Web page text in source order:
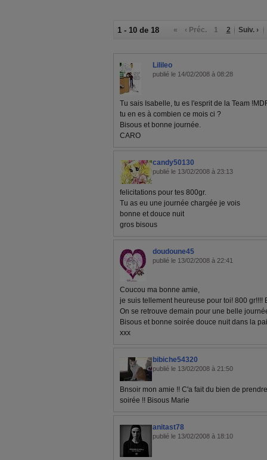
1 - 10 de 18 « ‹ Préc. 1 2 Suiv. ›
Lilileo
publié le 14/02/2008 à 08:28
Tu sais Isabelle, tu es l'esprit de la Team
tu en es à combien ce mois ci ?
Bisous et bonne journée.
CARO
candy50130
publié le 13/02/2008 à 23:13
felicitations pour tes 800gr.
Tu as eu une journée chargée je vois
bonne et douce nuit
gros bisous
doudoune45
publié le 13/02/2008 à 22:41
Coucou ma bonne amie,
je suis tellement heureuse pour toi! 800 gr!!!!
On se retrouve demain pour une belle
Bisous et bonne soirée douce nuit dans la
xxx
bibiche54320
publié le 13/02/2008 à 21:50
Bnsoir mon amie !! C'a fait du bien de
soirée !! Bisous Marie
anitast78
publié le 13/02/2008 à 18:10